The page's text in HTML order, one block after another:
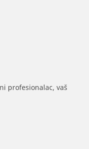
profesionalac, vaš